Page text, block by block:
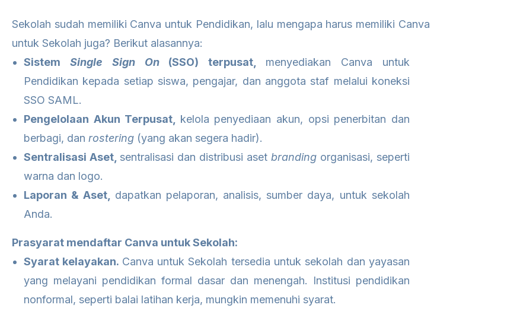
Sekolah sudah memiliki Canva untuk Pendidikan, lalu mengapa harus memiliki Canva
untuk Sekolah juga? Berikut alasannya:
Sistem Single Sign On (SSO) terpusat, menyediakan Canva untuk
Pendidikan kepada setiap siswa, pengajar, dan anggota staf melalui koneksi
SSO SAML.
Pengelolaan Akun Terpusat, kelola penyediaan akun, opsi penerbitan dan
berbagi, dan rostering (yang akan segera hadir).
Sentralisasi Aset, sentralisasi dan distribusi aset branding organisasi, seperti
warna dan logo.
Laporan & Aset, dapatkan pelaporan, analisis, sumber daya, untuk sekolah
Anda.
Prasyarat mendaftar Canva untuk Sekolah:
Syarat kelayakan. Canva untuk Sekolah tersedia untuk sekolah dan yayasan
yang melayani pendidikan formal dasar dan menengah. Institusi pendidikan
nonformal, seperti balai latihan kerja, mungkin memenuhi syarat.